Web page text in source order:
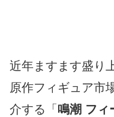
近年ますます盛り
原作フィギュア市
介する「 鳴潮 フィ